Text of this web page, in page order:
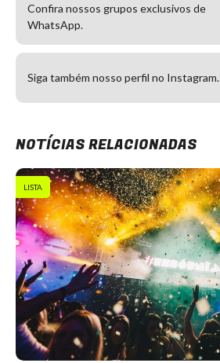
Confira nossos grupos exclusivos de
WhatsApp.
Siga também nosso perfil no Instagram.
NOTÍCIAS RELACIONADAS
LISTA